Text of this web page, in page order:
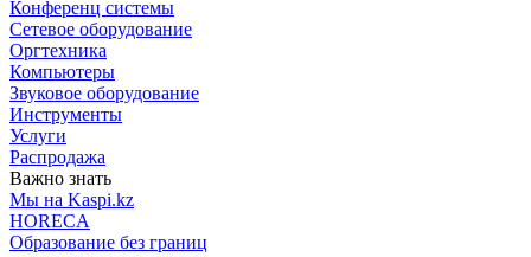
Конференц системы
Сетевое оборудование
Оргтехника
Компьютеры
Звуковое оборудование
Инструменты
Услуги
Распродажа
Важно знать
Мы на Kaspi.kz
HORECA
Образование без границ